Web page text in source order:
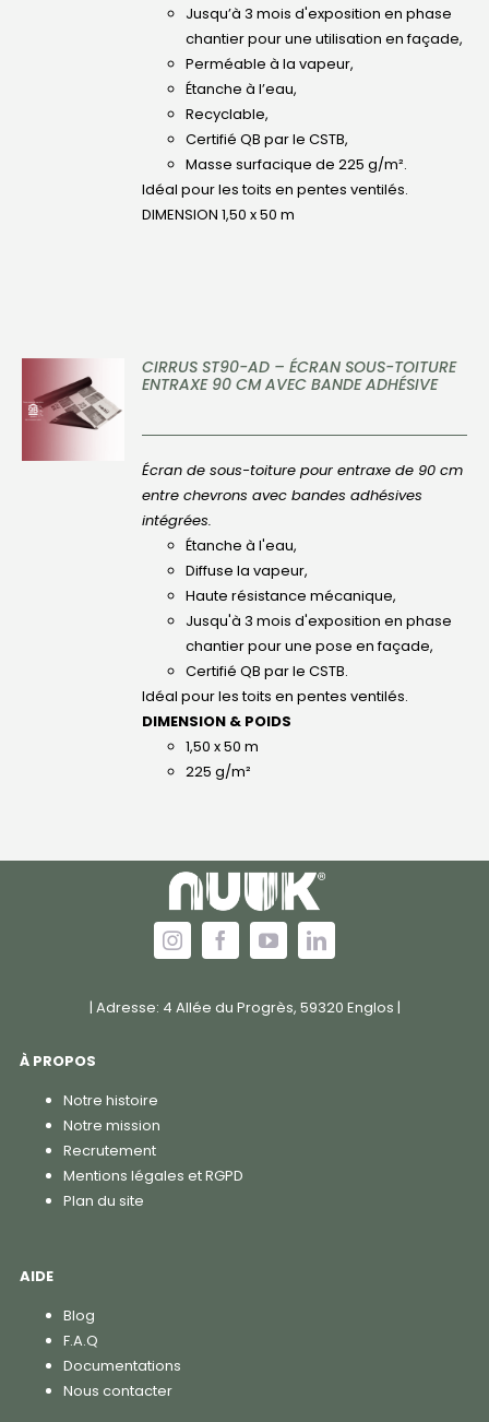
Jusqu’à 3 mois d'exposition en phase
chantier pour une utilisation en façade,
Perméable à la vapeur,
Étanche à l’eau,
Recyclable,
Certifié QB par le CSTB,
Masse surfacique de 225 g/m².
Idéal pour les toits en pentes ventilés.
DIMENSION 1,50 x 50 m
DÉTAILS
CIRRUS ST90-AD – ÉCRAN SOUS-TOITURE
ENTRAXE 90 CM AVEC BANDE ADHÉSIVE
Écran de sous-toiture pour entraxe de 90 cm
entre chevrons avec bandes adhésives
intégrées.
Étanche à l'eau,
Diffuse la vapeur,
Haute résistance mécanique,
Jusqu'à 3 mois d'exposition en phase
chantier pour une pose en façade,
Certifié QB par le CSTB.
Idéal pour les toits en pentes ventilés.
DIMENSION & POIDS
1,50 x 50 m
225 g/m²
| Adresse: 4 Allée du Progrès, 59320 Englos |
À PROPOS
Notre histoire
Notre mission
Recrutement
Mentions légales et RGPD
Plan du site
AIDE
Blog
F.A.Q
Documentations
Nous contacter